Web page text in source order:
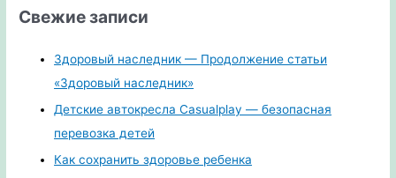
Свежие записи
Здоровый наследник — Продолжение статьи
«Здоровый наследник»
Детские автокресла Casualplay — безопасная
перевозка детей
Как сохранить здоровье ребенка